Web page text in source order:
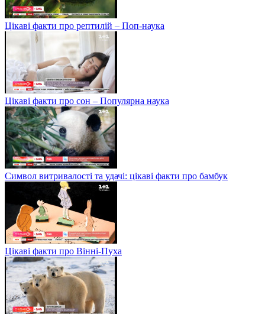
Цікаві факти про рептилій – Поп-наука
Цікаві факти про сон – Популярна наука
Символ витривалості та удачі: цікаві факти про бамбук
Цікаві факти про Вінні-Пуха